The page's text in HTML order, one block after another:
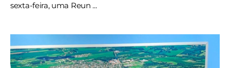
sexta-feira, uma Reun ...